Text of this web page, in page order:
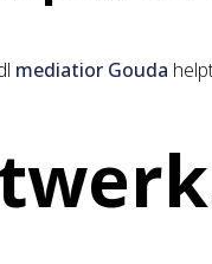
mediatior Gouda